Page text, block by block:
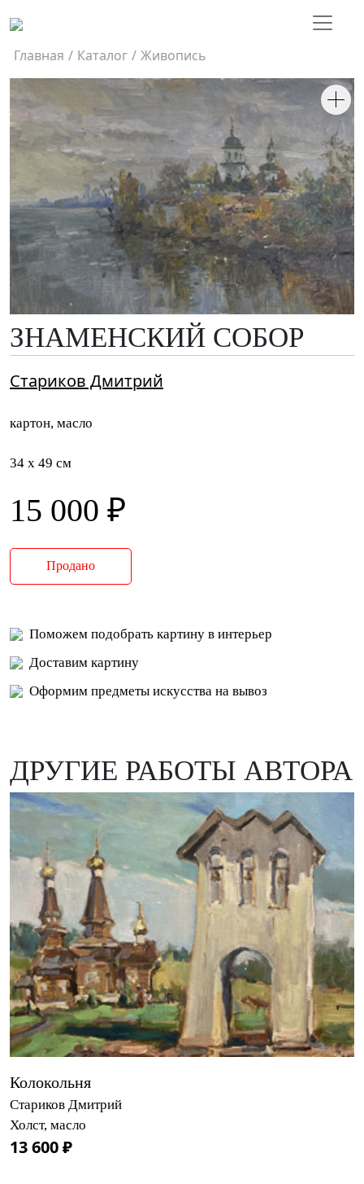
Главная / Каталог / Живопись
ЗНАМЕНСКИЙ СОБОР
Стариков Дмитрий
картон, масло
34 x 49 см
15 000 ₽
Продано
Поможем подобрать картину в интерьер
Доставим картину
Оформим предметы искусства на вывоз
ДРУГИЕ РАБОТЫ АВТОРА
Колокольня
Стариков Дмитрий
Холст, масло
13 600 ₽